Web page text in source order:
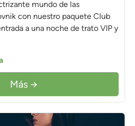
mundo de las
con nuestro paquete Club
a una noche de trato VIP y
Más →